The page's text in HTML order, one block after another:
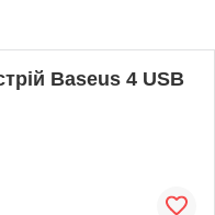
Baseus 4 USB